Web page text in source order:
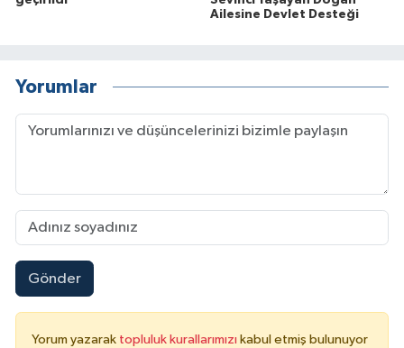
Ailesine Devlet Desteği
Yorumlar
Gönder
Yorum yazarak topluluk kurallarımızı kabul etmiş bulunuyor